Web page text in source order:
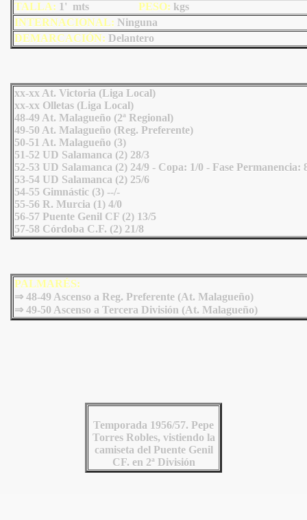
TALLA: 1' mts PESO: kgs
INTERNACIONAL: Ninguna
DEMARCACIÓN: Delantero
xx-xx At. Victoria (Liga Local)
xx-xx Olletas (Liga Local)
48-49 At. Malagueño (2ª Regional)
49-50 At. Malagueño (Reg. Preferente)
50-51 At. Malagueño (3)
51-52 UD Salamanca (2) 28/3
52-53 UD Salamanca (2) 24/9 - Copa: 1/0 - Fase Permanencia:
53-54 UD Salamanca (2) 25/6
54-55 Gimnástic (3) --/-
55-56 R. Murcia (1) 4/0
56-57 Puente Genil CF (2) 13/5
57-58 Córdoba C.F. (2) 21/8
PALMARÉS:
⇒ 48-49 Ascenso a Reg. Preferente (At. Malagueño)
⇒ 49-50 Ascenso a Tercera División (At. Malagueño)
Temporada 1956/57. Pepe
Torres Robles, vistiendo la
camiseta del Puente Genil
CF. en 2ª División